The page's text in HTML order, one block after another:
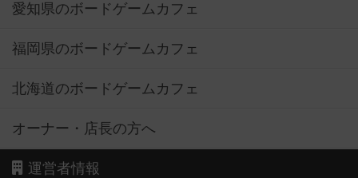
愛知県のボードゲームカフェ
福岡県のボードゲームカフェ
北海道のボードゲームカフェ
オーナー・店長の方へ
運営者情報